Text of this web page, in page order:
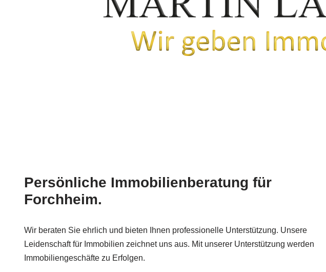
Persönliche Immobilienberatung für
Forchheim.
Wir beraten Sie ehrlich und bieten Ihnen professionelle Unterstützung. Unsere
Leidenschaft für Immobilien zeichnet uns aus. Mit unserer Unterstützung werden
Immobiliengeschäfte zu Erfolgen.